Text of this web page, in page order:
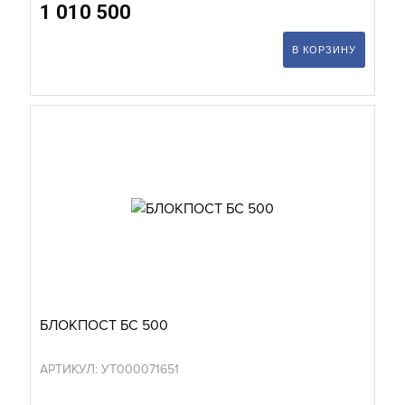
1 010 500
В КОРЗИНУ
БЛОКПОСТ БС 500
АРТИКУЛ: УТ000071651